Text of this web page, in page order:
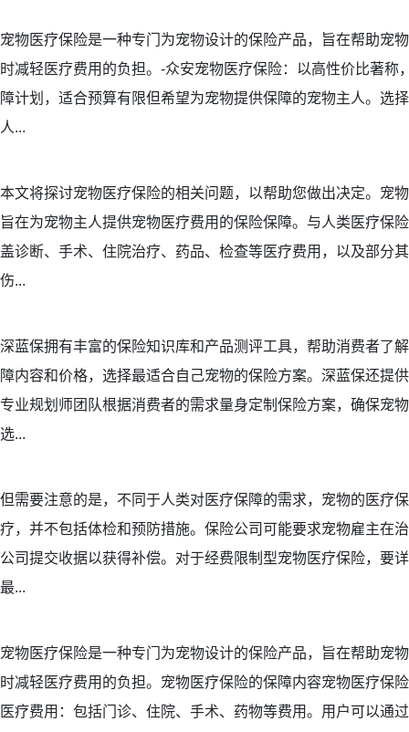
宠物医疗保险是一种专门为宠物设计的保险产品，旨在帮助宠
时减轻医疗费用的负担。-众安宠物医疗保险：以高性价比著称
障计划，适合预算有限但希望为宠物提供保障的宠物主人。选
人...
本文将探讨宠物医疗保险的相关问题，以帮助您做出决定。宠
旨在为宠物主人提供宠物医疗费用的保险保障。与人类医疗保
盖诊断、手术、住院治疗、药品、检查等医疗费用，以及部分
伤...
深蓝保拥有丰富的保险知识库和产品测评工具，帮助消费者了
障内容和价格，选择最适合自己宠物的保险方案。深蓝保还提
专业规划师团队根据消费者的需求量身定制保险方案，确保宠
选...
但需要注意的是，不同于人类对医疗保障的需求，宠物的医疗
疗，并不包括体检和预防措施。保险公司可能要求宠物雇主在
公司提交收据以获得补偿。对于经费限制型宠物医疗保险，要
最...
宠物医疗保险是一种专门为宠物设计的保险产品，旨在帮助宠
时减轻医疗费用的负担。宠物医疗保险的保障内容宠物医疗保
医疗费用：包括门诊、住院、手术、药物等费用。用户可以通